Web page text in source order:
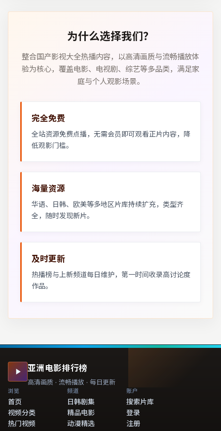
为什么选择我们？
整合国产影视大全热播内容，以高清画质与流畅播放体
验为核心，覆盖电影、电视剧、综艺等多品类，满足家
庭与个人观影场景。
完全免费
全站资源免费点播，无需会员即可观看正片内容，降
低观影门槛。
海量资源
华语、日韩、欧美等多地区片库持续扩充，类型齐
全，随时发现新片。
及时更新
热播榜与上新频道每日维护，第一时间收录高讨论度
作品。
亚洲电影排行榜
高清画质 · 流畅播放 · 每日更新
浏览
首页
视频分类
热门视频
频道
日韩剧集
精品电影
动漫精选
账户
搜索片库
登录
注册